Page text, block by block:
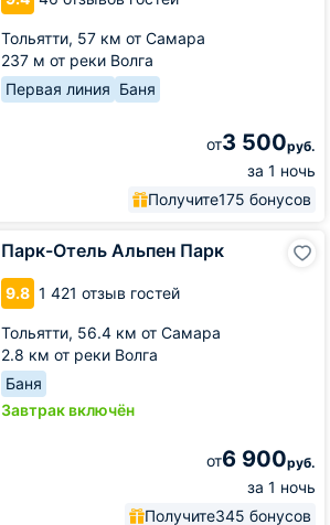
Тольятти, 57 км от Самара
237 м от реки Волга
Первая линия Баня
от3 500руб.
за 1 ночь
Получите175 бонусов
Парк-Отель Альпен Парк
9.8 1 421 отзыв гостей
Тольятти, 56.4 км от Самара
2.8 км от реки Волга
Баня
Завтрак включён
от6 900руб.
за 1 ночь
Получите345 бонусов